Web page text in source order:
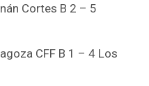
Cortes B 2 – 5
CFF B 1 – 4 Los